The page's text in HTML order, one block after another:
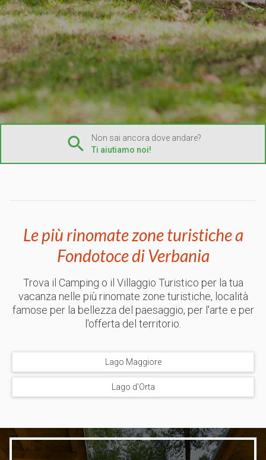
Non sai ancora dove andare?
Ti aiutiamo noi!
Le più rinomate zone turistiche a
Fondotoce di Verbania
Trova il Camping o il Villaggio Turistico per la tua
vacanza nelle più rinomate zone turistiche, località
famose per la bellezza del paesaggio, per l'arte e per
l'offerta del territorio.
Lago Maggiore
Lago d'Orta